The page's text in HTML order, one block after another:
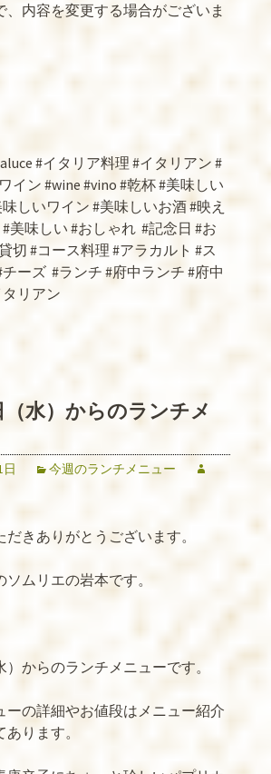
、内容を変更する場合がございま
#イタリア料理 #イタリアン #
ワイン #wine #vino #乾杯#美味しい
味しいワイン#美味しいお酒#映え
#美味しい #おしゃれ #記念日 #お
切 #コース料理 #アラカルト #ス
チーズ #ランチ #府中ランチ #府中
リアン
（水）からのランチメ
日
今週のランチメニュー
きありがとうございます。
ムリエの岩本です。
）からのランチメニューです。
ーの詳細やお値段はメニュー紹介
ります。